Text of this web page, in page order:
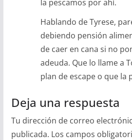
la pescamos por ahí.
Hablando de Tyrese,
debiendo pensión
de caer en cana si no
adeuda. Que lo llame a
plan de escape o que la
Deja una respuesta
Tu dirección de correo
publicada. Los campos